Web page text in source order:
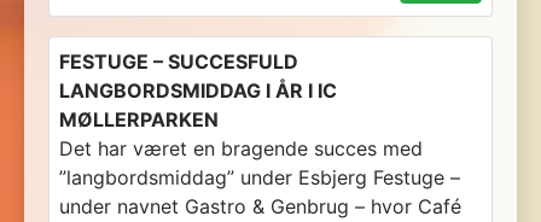
FESTUGE – SUCCESFULD
LANGBORDSMIDDAG I ÅR I IC
MØLLERPARKEN
Det har været en bragende succes med
”langbordsmiddag” under Esbjerg Festuge –
under navnet Gastro & Genbrug – hvor Café